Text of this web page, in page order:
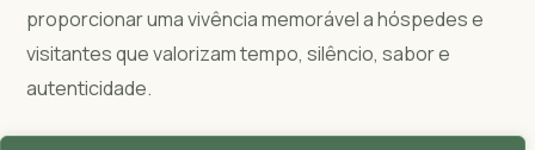
proporcionar uma vivência memorável a hóspedes e
visitantes que valorizam tempo, silêncio, sabor e
autenticidade.